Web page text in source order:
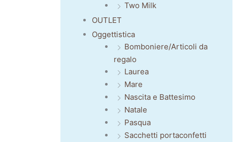
Two Milk
OUTLET
Oggettistica
Bomboniere/Articoli da
regalo
Laurea
Mare
Nascita e Battesimo
Natale
Pasqua
Sacchetti portaconfetti